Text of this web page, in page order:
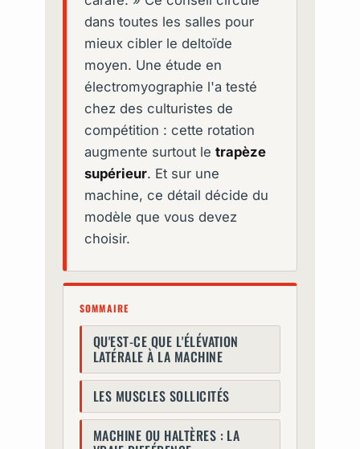
dans toutes les salles pour
mieux cibler le deltoïde
moyen. Une étude en
électromyographie l'a testé
chez des culturistes de
compétition : cette rotation
augmente surtout le trapèze
supérieur. Et sur une
machine, ce détail décide du
modèle que vous devez
choisir.
SOMMAIRE
QU'EST-CE QUE L'ÉLÉVATION
LATÉRALE À LA MACHINE
LES MUSCLES SOLLICITÉS
MACHINE OU HALTÈRES : LA